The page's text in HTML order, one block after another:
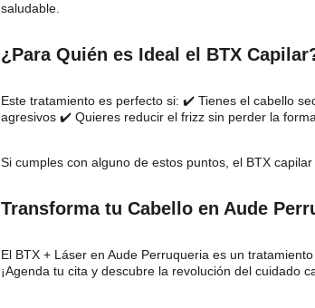
saludable.
¿Para Quién es Ideal el BTX
Este tratamiento es perfecto si: ✔️ Tienes el cabello
agresivos ✔️ Quieres reducir el frizz sin perder la
Si cumples con alguno de estos puntos, el BTX
Transforma tu Cabello en Aude
El BTX + Láser en Aude Perruqueria es un
¡Agenda tu cita y descubre la revolución del cuidado